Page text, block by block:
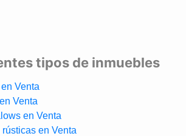
tipos de inmuebles
Venta
Venta
en Venta
en Venta